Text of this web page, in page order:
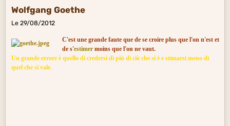
Wolfgang Goethe
Le 29/08/2012
C'est une grande faute que de se croire plus que l'on n'est et
de s'estimermoins que l'on ne vaut.
Un grande errore è quello di credersi di più di ciò che si è e stimarsi meno di
quel che si vale.